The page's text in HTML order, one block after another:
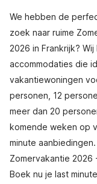
We hebben de
zoek naar ruime
2026 in Frankrijk?
accommodaties die
vakantiewoningen
personen, 12
meer dan 20
komende weken op
minute
Zomervakantie 2026
Boek nu je last